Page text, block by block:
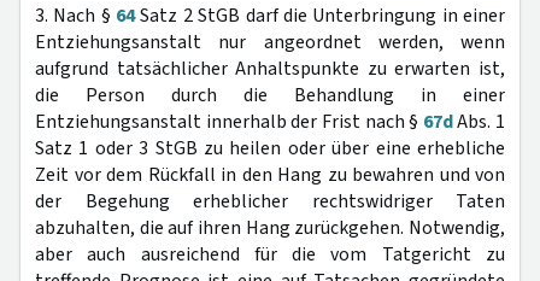
3. Nach § 64Satz 2 StGB darf die Unterbringung in einer
Entziehungsanstalt nur angeordnet werden, wenn
aufgrund tatsächlicher Anhaltspunkte zu erwarten ist,
die Person durch die Behandlung in einer
Entziehungsanstalt innerhalb der Frist nach § 67dAbs. 1
Satz 1 oder 3 StGB zu heilen oder über eine erhebliche
Zeit vor dem Rückfall in den Hang zu bewahren und von
der Begehung erheblicher rechtswidriger Taten
abzuhalten, die auf ihren Hang zurückgehen. Notwendig,
aber auch ausreichend für die vom Tatgericht zu